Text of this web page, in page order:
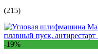
(215)
-19%